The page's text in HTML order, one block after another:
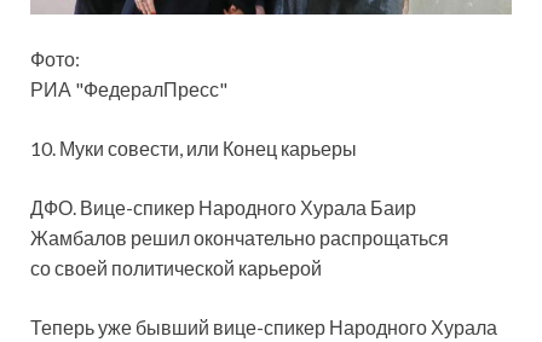
Фото:
РИА "ФедералПресс"
10. Муки совести, или Конец карьеры
ДФО. Вице-спикер Народного Хурала Баир
Жамбалов решил окончательно распрощаться
со своей политической карьерой
Теперь уже бывший вице-спикер Народного Хурала